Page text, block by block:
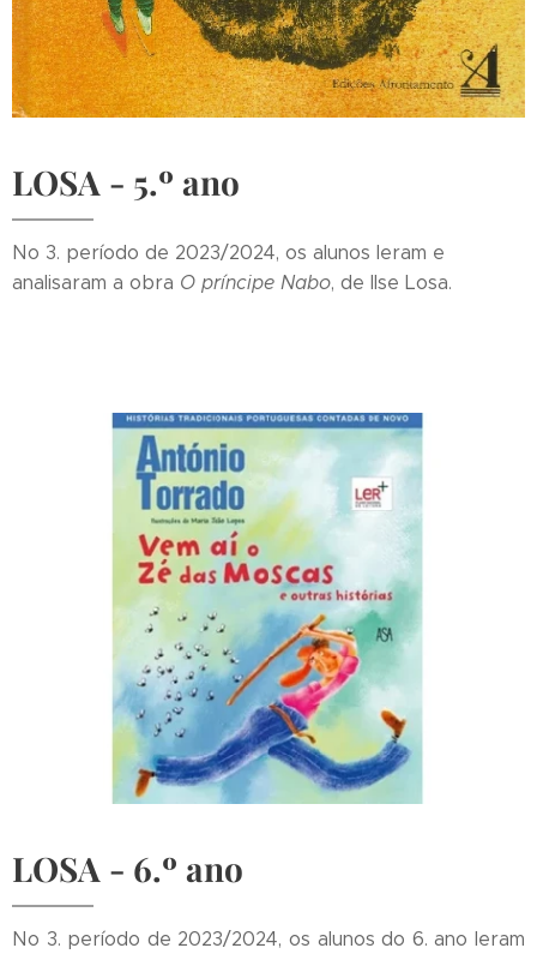
LOSA - 5.º ano
No 3. período de 2023/2024, os alunos leram e
analisaram a obra O príncipe Nabo, de Ilse Losa.
LOSA - 6.º ano
No 3. período de 2023/2024, os alunos do 6. ano leram